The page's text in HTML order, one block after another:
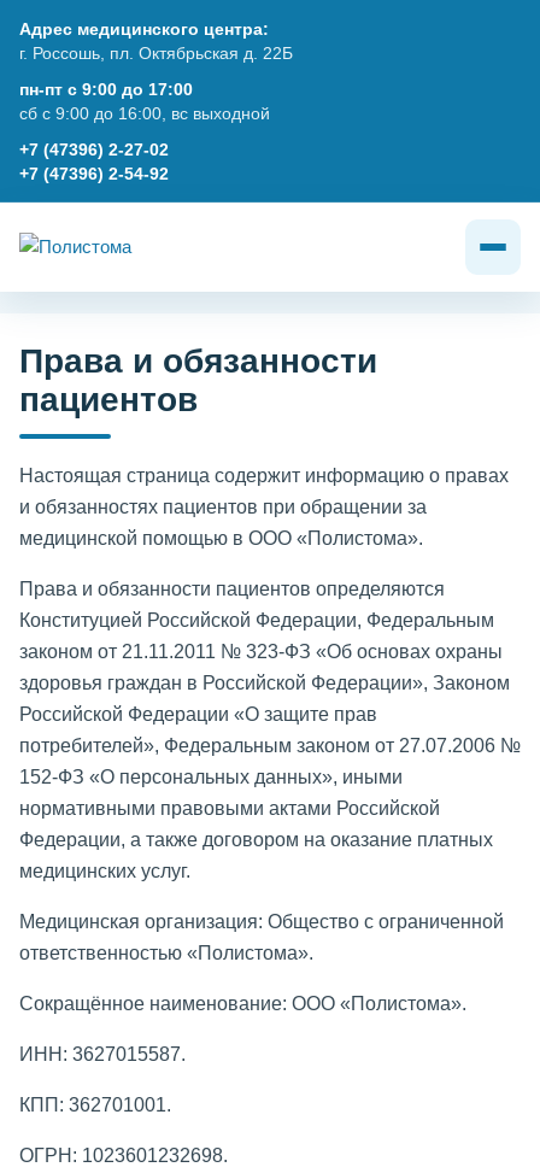
Адрес медицинского центра:
г. Россошь, пл. Октябрьская д. 22Б
пн-пт с 9:00 до 17:00
сб с 9:00 до 16:00, вс выходной
+7 (47396) 2-27-02
+7 (47396) 2-54-92
Права и обязанности
пациентов
Настоящая страница содержит информацию о правах
и обязанностях пациентов при обращении за
медицинской помощью в ООО «Полистома».
Права и обязанности пациентов определяются
Конституцией Российской Федерации, Федеральным
законом от 21.11.2011 № 323-ФЗ «Об основах охраны
здоровья граждан в Российской Федерации», Законом
Российской Федерации «О защите прав
потребителей», Федеральным законом от 27.07.2006 №
152-ФЗ «О персональных данных», иными
нормативными правовыми актами Российской
Федерации, а также договором на оказание платных
медицинских услуг.
Медицинская организация: Общество с ограниченной
ответственностью «Полистома».
Сокращённое наименование: ООО «Полистома».
ИНН: 3627015587.
КПП: 362701001.
ОГРН: 1023601232698.